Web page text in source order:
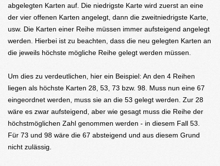
abgelegten Karten auf. Die niedrigste Karte wird zuerst an eine
der vier offenen Karten angelegt, dann die zweitniedrigste Karte,
usw. Die Karten einer Reihe müssen immer aufsteigend angelegt
werden. Hierbei ist zu beachten, dass die neu gelegten Karten an
die jeweils höchste mögliche Reihe gelegt werden müssen.
Um dies zu verdeutlichen, hier ein Beispiel: An den 4 Reihen
liegen als höchste Karten 28, 53, 73 bzw. 98. Muss nun eine 67
eingeordnet werden, muss sie an die 53 gelegt werden. Zur 28
wäre es zwar aufsteigend, aber wie gesagt muss die Reihe der
höchstmöglichen Zahl genommen werden - in diesem Fall 53.
Für 73 und 98 wäre die 67 absteigend und aus diesem Grund
nicht zulässig.